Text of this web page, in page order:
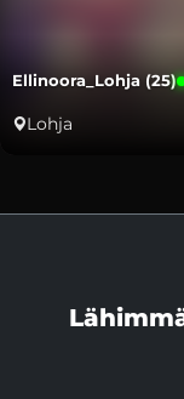
Ellinoora_Lohja (25)
Lohja